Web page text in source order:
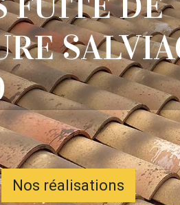
Nos réalisations